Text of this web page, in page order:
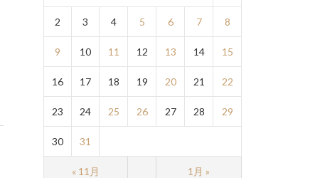
« 11月 1月 »
2 3 4 5 6 7 8
9 10 11 12 13 14 15
16 17 18 19 20 21 22
23 24 25 26 27 28 29
30 31